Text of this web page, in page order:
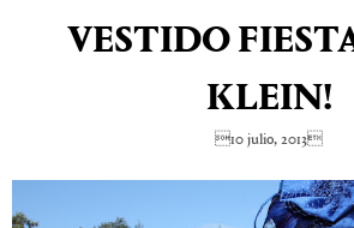
VESTIDO
KLEIN!
10 julio, 2013